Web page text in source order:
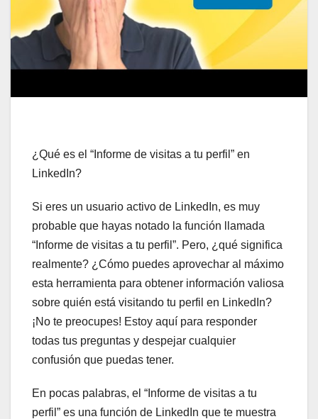
¿Qué es el “Informe de visitas a tu perfil” en
LinkedIn?
Si eres un usuario activo de LinkedIn, es muy
probable que hayas notado la función llamada
“Informe de visitas a tu perfil”. Pero, ¿qué significa
realmente? ¿Cómo puedes aprovechar al máximo
esta herramienta para obtener información valiosa
sobre quién está visitando tu perfil en LinkedIn?
¡No te preocupes! Estoy aquí para responder
todas tus preguntas y despejar cualquier
confusión que puedas tener.
En pocas palabras, el “Informe de visitas a tu
perfil” es una función de LinkedIn que te muestra